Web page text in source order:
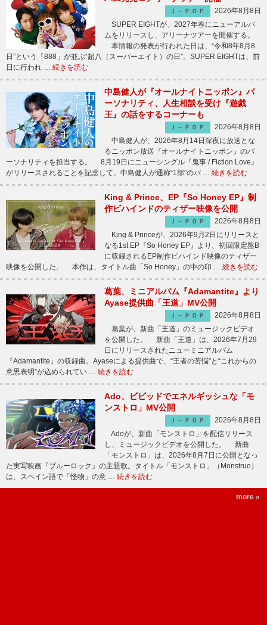
Ｊ－ＰＯＰ
2026年8月8日
SUPER EIGHTが、2027年春にニューアルバ
ムをリリースし、アリーナツアーを開催する。
本情報の発表が行われた日は、“令和8年8月8
日”という「888」が並ぶ“超八（スーパーエイト）の日”。SUPER EIGHTは、前
日に行われ … 続きを読む
中島健人が『オールナイトニッポン』パ
ーソナリティ、人生相談を受け『遊戯
王』の話をするコーナーも
Ｊ－ＰＯＰ
2026年8月8日
中島健人が、2026年8月14日深夜に放送とな
るニッポン放送『オールナイトニッポン』のパ
ーソナリティを担当する。 8月19日にニューシングル『鬼事 / Fiction Love』
がリリースされることを記念して、中島健人が通称“1部”のパ … 続きを読む
King & Prince、EP『So Honey EP』制
作ビハインドのティザー映像を公開
Ｊ－ＰＯＰ
2026年8月8日
King & Princeが、2026年9月2日にリリースと
なる1st EP『So Honey EP』より、初回限定盤B
に収録されるEP制作ビハインド映像のティザー
映像を公開した。 本作は、タイトル曲「So Honey」の中の印 … 続きを読む
葛葉、ミニアルバム『Adamantite』より
Ayase提供曲「王道」MV公開
Ｊ－ＰＯＰ
2026年8月8日
葛葉が、新曲「王道」のミュージックビデオ
を公開した。 新曲「王道」は、2026年7月29
日にリリースされたニューミニアルバム
『Adamantite』の収録曲。Ayaseによる提供曲で、“王者の苦悩”と“これからの
意思表明”が込められてい … 続きを読む
Ado、ビビッドでエネルギッシュな「モ
ンストロ」MV公開
Ｊ－ＰＯＰ
2026年8月8日
Adoが、新曲「モンストロ」を配信リリース
し、ミュージックビデオを公開した。 新曲
「モンストロ」は、2026年8月7日に公開となっ
た実写映画『ブルーロック』の主題歌。タイトル「モンストロ」（Monstruo）
は、スペイン語で「怪物」の意 … 続きを読む
more »